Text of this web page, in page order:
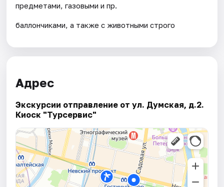
предметами, газовыми и пр.
баллончиками, а также с животными строго
Адрес
Экскурсии отправление от ул. Думская, д.2.
Киоск "Турсервис"